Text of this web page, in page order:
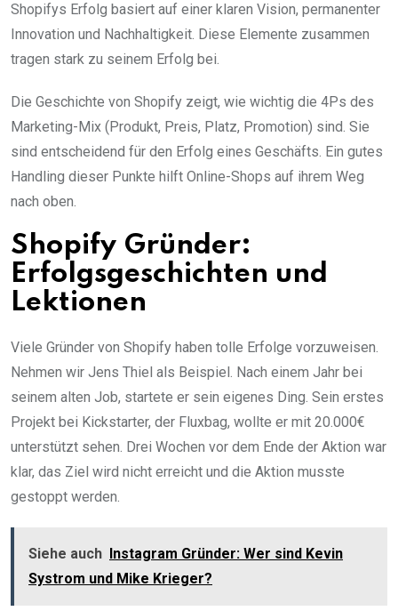
Shopifys Erfolg basiert auf einer klaren Vision, permanenter
Innovation und Nachhaltigkeit. Diese Elemente zusammen
tragen stark zu seinem Erfolg bei.
Die Geschichte von Shopify zeigt, wie wichtig die 4Ps des
Marketing-Mix (Produkt, Preis, Platz, Promotion) sind. Sie
sind entscheidend für den Erfolg eines Geschäfts. Ein gutes
Handling dieser Punkte hilft Online-Shops auf ihrem Weg
nach oben.
Shopify Gründer:
Erfolgsgeschichten und
Lektionen
Viele Gründer von Shopify haben tolle Erfolge vorzuweisen.
Nehmen wir Jens Thiel als Beispiel. Nach einem Jahr bei
seinem alten Job, startete er sein eigenes Ding. Sein erstes
Projekt bei Kickstarter, der Fluxbag, wollte er mit 20.000€
unterstützt sehen. Drei Wochen vor dem Ende der Aktion war
klar, das Ziel wird nicht erreicht und die Aktion musste
gestoppt werden.
Siehe auch
Instagram Gründer: Wer sind Kevin
Systrom und Mike Krieger?